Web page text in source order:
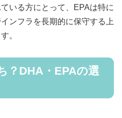
いる方にとって、EPAは特に
ンフラを長期的に保守する上
。
？DHA・EPAの選